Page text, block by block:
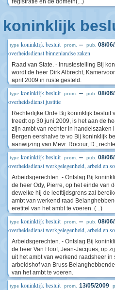
registratie en de domein(...)
koninklijk
type koninklijk besluit prom. -- pub. 08/
overheidsdienst binnenlandse zaken
Raad van State. - Inrustestelling Bij
wordt de heer Dirk Albrecht,
april 2009 in ruste gesteld.
type koninklijk besluit prom. -- pub. 08/
overheidsdienst justitie
Rechterlijke Orde Bij koninklijk besluit
treedt op 30 juni 2009, is het aan de
zijn ambt van rechter in handelszaken
Bergen eershalve te vo Bij koninklijk
aanwijzing van Mevr. Rocour, D.,
type koninklijk besluit prom. -- pub. 08/
overheidsdienst werkgelegenheid, arbeid en
Arbeidsgerechten. - Ontslag Bij
de heer Ody, Pierre, op het einde van
dewelke hij de leeftijdsgrens zal
ambt van werkend raad
eretitel van het ambt te voeren. (...)
type koninklijk besluit prom. -- pub. 08/
overheidsdienst werkgelegenheid, arbeid en
Arbeidsgerechten. - Ontslag Bij
de heer Van Hoof, Jean-Jacques, op
uit het ambt van werkend raadsheer
arbeidshof van Bruss
van het ambt te voeren.
type koninklijk besluit prom. 13/05/2009